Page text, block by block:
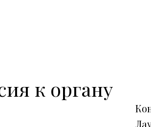
к органу